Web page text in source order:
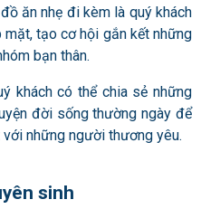
ăn nhẹ đi kèm là quý khách
tạo cơ hội gắn kết những
bạn thân.
khách có thể chia sẻ những
đời sống thường ngày để
những người thương yêu.
sinh